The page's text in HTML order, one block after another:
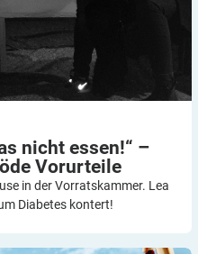
nicht essen!“ –
Vorurteile
in der Vorratskammer. Lea
Diabetes kontert!